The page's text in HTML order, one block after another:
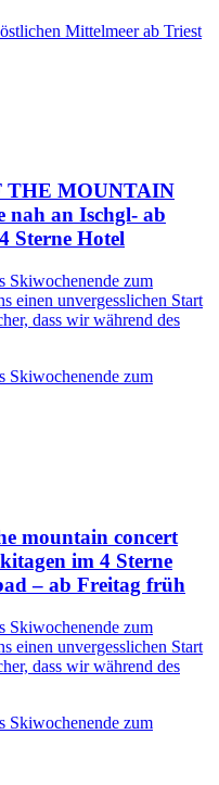
Mittelmeer ab Triest
THE MOUNTAIN
nah an Ischgl- ab
Sterne Hotel
Skiwochenende zum
einen unvergesslichen Start
dass wir während des
Skiwochenende zum
mountain concert
im 4 Sterne
– ab Freitag früh
Skiwochenende zum
einen unvergesslichen Start
dass wir während des
Skiwochenende zum